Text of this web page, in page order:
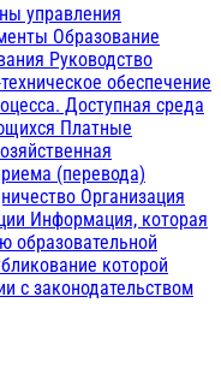
управления
Образование
Руководство
обеспечение
Доступная среда
Платные
(перевода)
Организация
Информация, которая
образовательной
которой
с законодательством